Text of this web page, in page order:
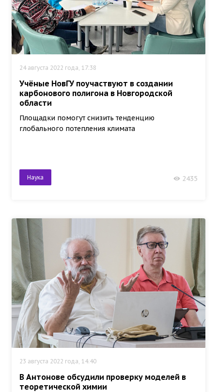
24 августа 2022 года, 17:38
Учёные НовГУ поучаствуют в создании
карбонового полигона в Новгородской
области
Площадки помогут снизить тенденцию
глобального потепления климата
Наука 2435
23 августа 2022 года, 14:40
В Антонове обсудили проверку моделей в
теоретической химии